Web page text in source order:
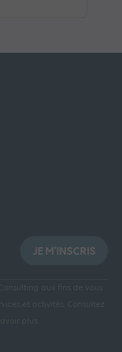
JE M'INSCRIS
aux fins de vous
et activités.
Consultez
plus